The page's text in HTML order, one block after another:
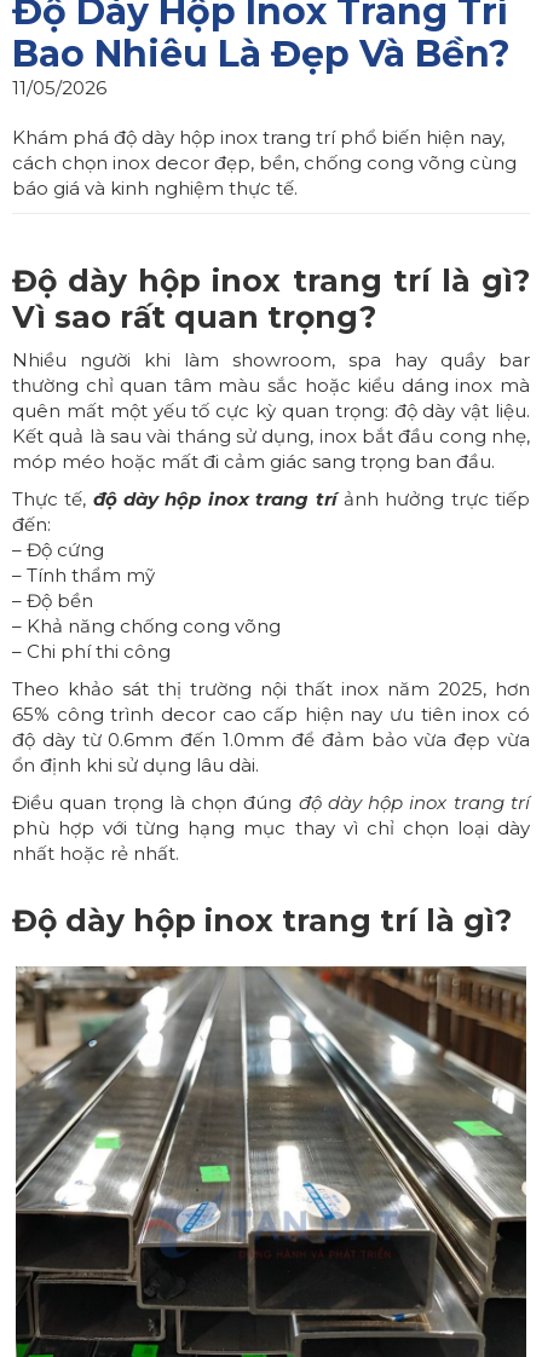
Độ Dày Hộp Inox Trang Trí
Bao Nhiêu Là Đẹp Và Bền?
11/05/2026
Khám phá độ dày hộp inox trang trí phổ biến hiện nay,
cách chọn inox decor đẹp, bền, chống cong võng cùng
báo giá và kinh nghiệm thực tế.
Độ dày hộp inox trang trí là gì?
Vì sao rất quan trọng?
Nhiều người khi làm showroom, spa hay quầy bar
thường chỉ quan tâm màu sắc hoặc kiểu dáng inox mà
quên mất một yếu tố cực kỳ quan trọng: độ dày vật liệu.
Kết quả là sau vài tháng sử dụng, inox bắt đầu cong nhẹ,
móp méo hoặc mất đi cảm giác sang trọng ban đầu.
Thực tế, độ dày hộp inox trang tríảnh hưởng trực tiếp
đến:
– Độ cứng
– Tính thẩm mỹ
– Độ bền
– Khả năng chống cong võng
– Chi phí thi công
Theo khảo sát thị trường nội thất inox năm 2025, hơn
65% công trình decor cao cấp hiện nay ưu tiên inox có
độ dày từ 0.6mm đến 1.0mm để đảm bảo vừa đẹp vừa
ổn định khi sử dụng lâu dài.
Điều quan trọng là chọn đúng độ dày hộp inox trang trí
phù hợp với từng hạng mục thay vì chỉ chọn loại dày
nhất hoặc rẻ nhất.
Độ dày hộp inox trang trí là gì?